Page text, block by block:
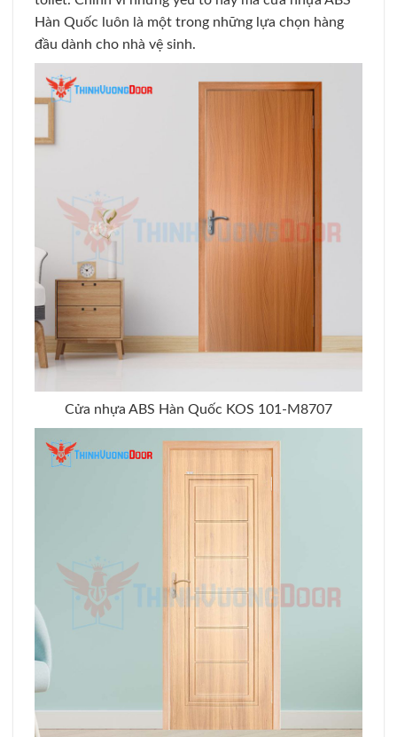
Hàn Quốc luôn là một trong những lựa chọn hàng
đầu dành cho nhà vệ sinh.
Cửa nhựa ABS Hàn Quốc KOS 101-M8707